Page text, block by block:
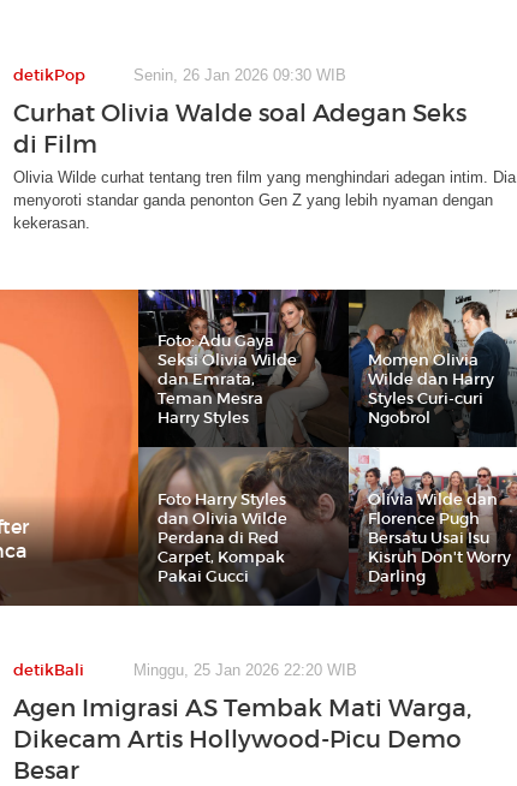
detikPop Senin, 26 Jan 2026 09:30 WIB
Curhat Olivia Walde soal Adegan Seks
di Film
Olivia Wilde curhat tentang tren film yang menghindari adegan intim. Dia
menyoroti standar ganda penonton Gen Z yang lebih nyaman dengan
kekerasan.
Foto: Adu Gaya
Seksi Olivia Wilde
dan Emrata,
Teman Mesra
Harry Styles
Momen Olivia
Wilde dan Harry
Styles Curi-curi
Ngobrol
Foto Harry Styles
dan Olivia Wilde
Perdana di Red
Carpet, Kompak
Pakai Gucci
Olivia Wilde dan
Florence Pugh
Bersatu Usai Isu
Kisruh Don't Worry
Darling
detikBali Minggu, 25 Jan 2026 22:20 WIB
Agen Imigrasi AS Tembak Mati Warga,
Dikecam Artis Hollywood-Picu Demo
Besar